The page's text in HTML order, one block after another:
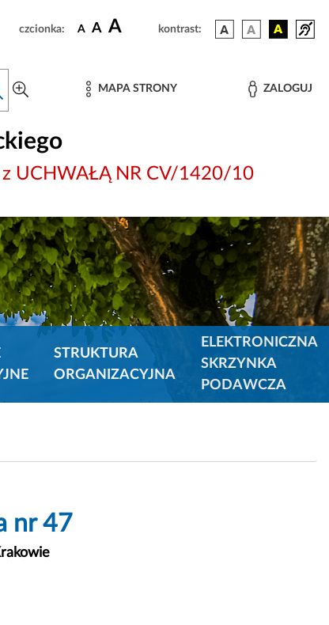
czcionka: A A A kontrast:
MAPA STRONY ZALOGUJ
z UCHWAŁĄ NR CV/1420/10
STRUKTURA
ORGANIZACYJNA
ELEKTRONICZNA
SKRZYNKA
PODAWCZA
nr 47